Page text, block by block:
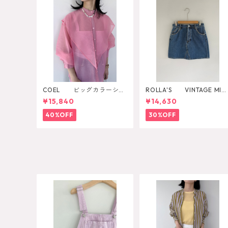
COEL ビッグカラーシア
ーシャツ
¥15,840
40%OFF
ROLLA'S VINTAGE MINI
DAZZLER
¥14,630
30%OFF